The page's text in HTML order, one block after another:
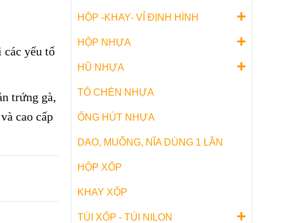
các yếu tố
trứng gà,
cao cấp
HỘP -KHAY- VỈ ĐỊNH HÌNH
HỘP NHỰA
HŨ NHỰA
TÔ CHÉN NHỰA
ỐNG HÚT NHỰA
DAO, MUỖNG, NĨA DÙNG 1 LẦN
HỘP XỐP
KHAY XỐP
TÚI XỐP - TÚI NILON